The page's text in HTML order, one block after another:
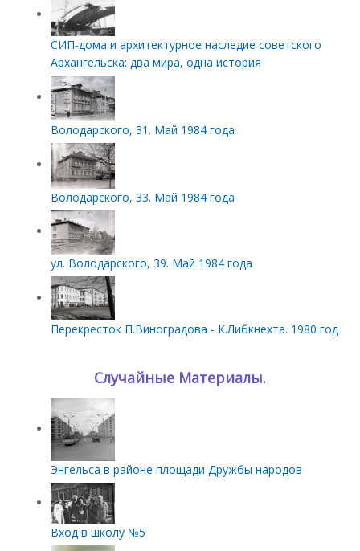
СИП‑дома и архитектурное наследие советского
Архангельска: два мира, одна история
Володарского, 31. Май 1984 года
Володарского, 33. Май 1984 года
ул. Володарского, 39. Май 1984 года
Перекресток П.Виноградова - К.Либкнехта. 1980 год
Случайные Материалы.
Энгельса в районе площади Дружбы народов
Вход в школу №5